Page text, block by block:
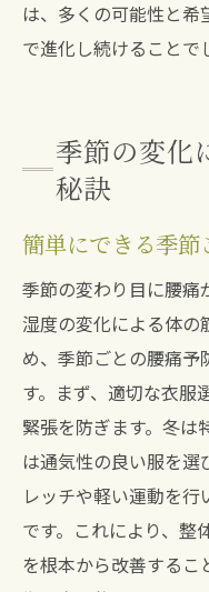
は、多くの可能性と希
で進化し続けることで
季節の変化
秘訣
簡単にできる季
季節の変わり目に腰痛
湿度の変化による体の
め、季節ごとの腰痛予
す。まず、適切な衣服
緊張を防ぎます。冬は
は通気性の良い服を選
レッチや軽い運動を
です。これにより、整
を根本から改善する